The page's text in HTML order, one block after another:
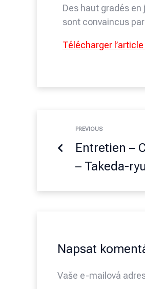
Des haut gradés en
sont convaincus
Télécharger
PREVIOUS
Entretien –
– Takeda-ryu
Napsat
Vaše e-mailová